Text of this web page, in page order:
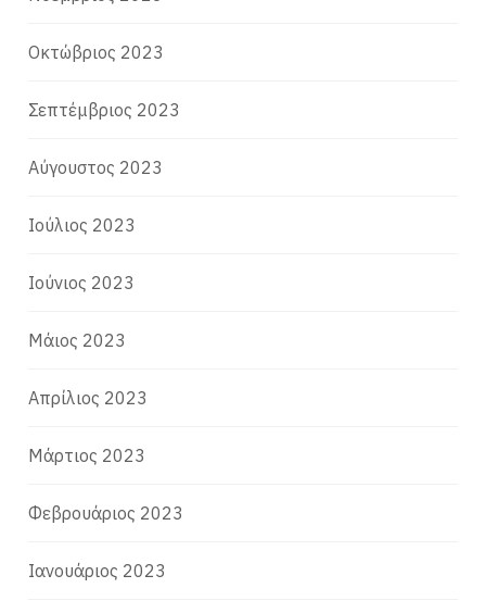
Οκτώβριος 2023
Σεπτέμβριος 2023
Αύγουστος 2023
Ιούλιος 2023
Ιούνιος 2023
Μάιος 2023
Απρίλιος 2023
Μάρτιος 2023
Φεβρουάριος 2023
Ιανουάριος 2023